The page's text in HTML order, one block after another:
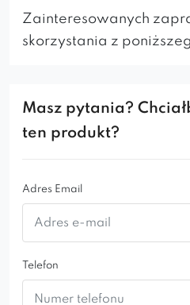
wyboru sprawiają, że
spersonalizować według
Zainteresowanych
skorzystania z
Masz pytania?
ten produkt?
Adres Email
Telefon